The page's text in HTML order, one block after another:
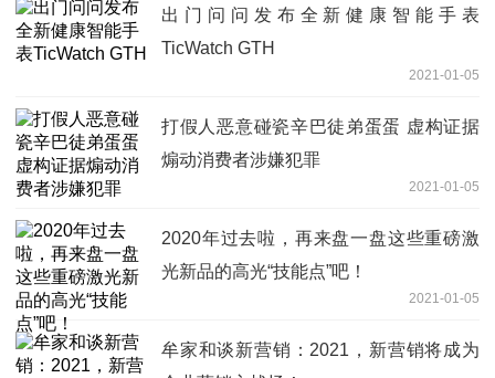
出门问问发布全新健康智能手表
TicWatch GTH
2021-01-05
打假人恶意碰瓷辛巴徒弟蛋蛋 虚构证据
煽动消费者涉嫌犯罪
2021-01-05
2020年过去啦，再来盘一盘这些重磅激
光新品的高光“技能点”吧！
2021-01-05
牟家和谈新营销：2021，新营销将成为